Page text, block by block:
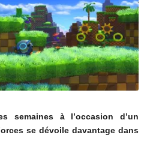
semaines à l’occasion d’un
se dévoile davantage dans